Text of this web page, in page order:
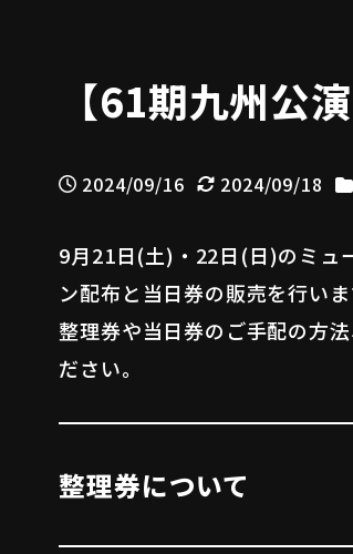
【61期九州公
投稿日
2024/09/16
更新日
2024/09/18
9月21日(土)・22日(日)のミュ
ン配布と当日券の販売を行いま
整理券や当日券のご手配の方
ださい。
整理券について